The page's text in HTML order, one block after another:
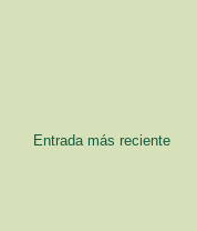
Entrada más reciente